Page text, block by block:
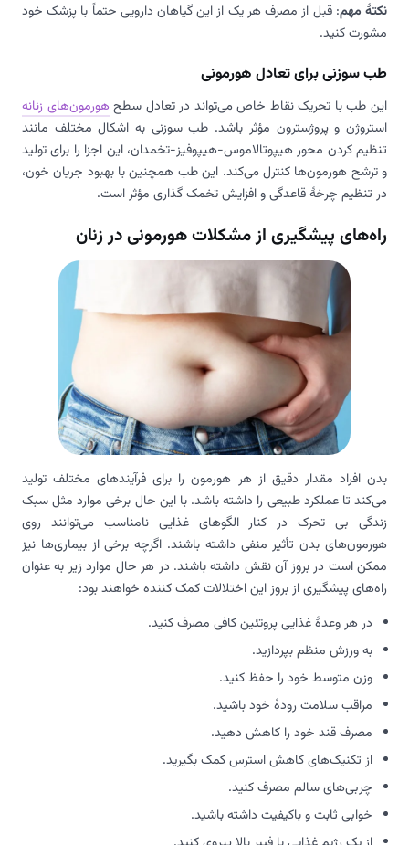
نکتۀ مهم: قبل از مصرف هر یک از این گیاهان دارویی حتماً با پزشک خود
مشورت کنید.
طب سوزنی برای تعادل هورمونی
این طب با تحریک نقاط خاص می‌تواند در تعادل سطحهورمون‌های زنانه
استروژن و پروژسترون مؤثر باشد. طب سوزنی به اشکال مختلف مانند
تنظیم کردن محور هیپوتالاموس-هیپوفیز-تخمدان، این اجزا را برای تولید
و ترشح هورمون‌ها کنترل می‌کند. این طب همچنین با بهبود جریان خون،
در تنظیم چرخۀ قاعدگی و افزایش تخمک گذاری مؤثر است.
راه‌های پیشگیری از مشکلات هورمونی در زنان
بدن افراد مقدار دقیق از هر هورمون را برای فرآیندهای مختلف تولید
می‌کند تا عملکرد طبیعی را داشته باشد. با این حال برخی موارد مثل سبک
زندگی بی تحرک در کنار الگوهای غذایی نامناسب می‌توانند روی
هورمون‌های بدن تأثیر منفی داشته باشند. اگرچه برخی از بیماری‌ها نیز
ممکن است در بروز آن نقش داشته باشند. در هر حال موارد زیر به عنوان
راه‌های پیشگیری از بروز این اختلالات کمک کننده خواهند بود:
در هر وعدۀ غذایی پروتئین کافی مصرف کنید.
به ورزش منظم بپردازید.
وزن متوسط خود را حفظ کنید.
مراقب سلامت رودۀ خود باشید.
مصرف قند خود را کاهش دهید.
از تکنیک‌های کاهش استرس کمک بگیرید.
چربی‌های سالم مصرف کنید.
خوابی ثابت و باکیفیت داشته باشید.